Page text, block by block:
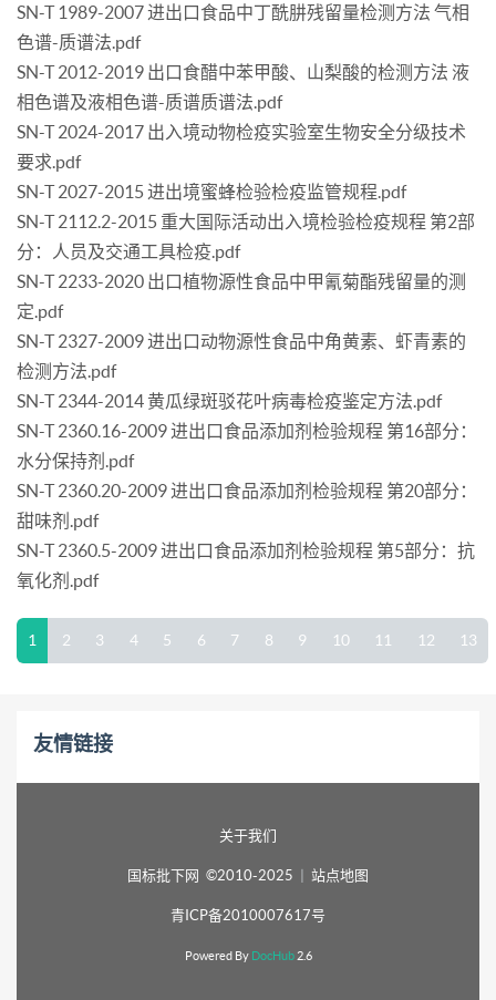
SN-T 1989-2007 进出口食品中丁酰肼残留量检测方法 气相
色谱-质谱法.pdf
SN-T 2012-2019 出口食醋中苯甲酸、山梨酸的检测方法 液
相色谱及液相色谱-质谱质谱法.pdf
SN-T 2024-2017 出入境动物检疫实验室生物安全分级技术
要求.pdf
SN-T 2027-2015 进出境蜜蜂检验检疫监管规程.pdf
SN-T 2112.2-2015 重大国际活动出入境检验检疫规程 第2部
分：人员及交通工具检疫.pdf
SN-T 2233-2020 出口植物源性食品中甲氰菊酯残留量的测
定.pdf
SN-T 2327-2009 进出口动物源性食品中角黄素、虾青素的
检测方法.pdf
SN-T 2344-2014 黄瓜绿斑驳花叶病毒检疫鉴定方法.pdf
SN-T 2360.16-2009 进出口食品添加剂检验规程 第16部分：
水分保持剂.pdf
SN-T 2360.20-2009 进出口食品添加剂检验规程 第20部分：
甜味剂.pdf
SN-T 2360.5-2009 进出口食品添加剂检验规程 第5部分：抗
氧化剂.pdf
1 2 3 4 5 6 7 8 9 10 11 12 13
友情链接
关于我们
国标批下网 ©2010-2025 站点地图
青ICP备2010007617号
Powered By DocHub2.6